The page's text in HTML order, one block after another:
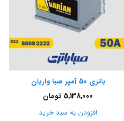
باتری 50 آمپر صبا واریان
5,138,000 تومان
افزودن به سبد خرید